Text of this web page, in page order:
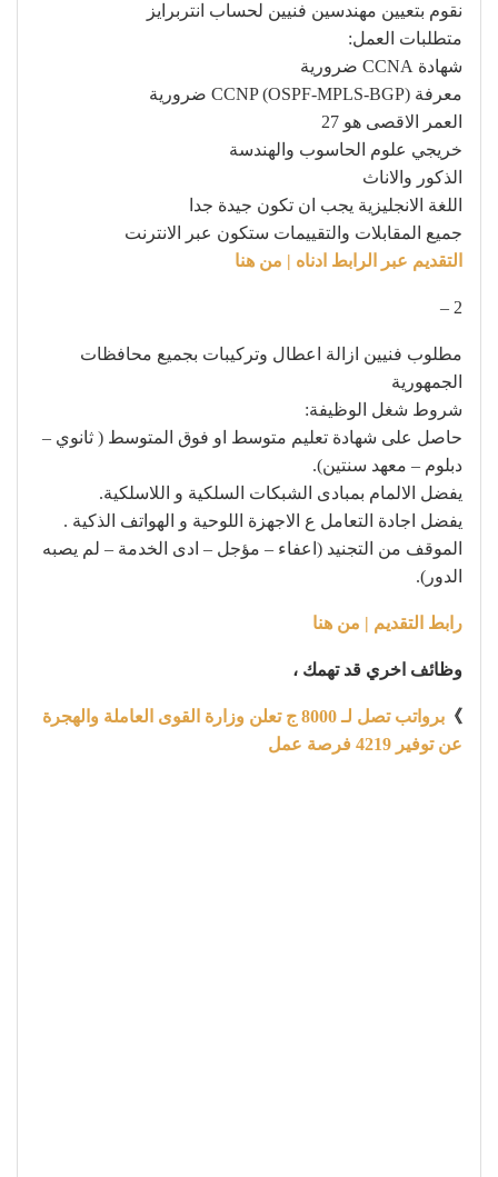
نقوم بتعيين مهندسين فنيين لحساب انتربرايز
متطلبات العمل:
شهادة CCNA ضرورية
معرفة CCNP (OSPF-MPLS-BGP) ضرورية
العمر الاقصى هو 27
خريجي علوم الحاسوب والهندسة
الذكور والاناث
اللغة الانجليزية يجب ان تكون جيدة جدا
جميع المقابلات والتقييمات ستكون عبر الانترنت
التقديم عبر الرابط ادناه | من هنا
2 –
مطلوب فنيين ازالة اعطال وتركيبات بجميع محافظات
الجمهورية
شروط شغل الوظيفة:
حاصل على شهادة تعليم متوسط او فوق المتوسط ( ثانوي –
دبلوم – معهد سنتين).
يفضل الالمام بمبادى الشبكات السلكية و اللاسلكية.
يفضل اجادة التعامل ع الاجهزة اللوحية و الهواتف الذكية .
الموقف من التجنيد (اعفاء – مؤجل – ادى الخدمة – لم يصبه
الدور).
رابط التقديم | من هنا
وظائف اخري قد تهمك ،
》
برواتب تصل لـ 8000 ج تعلن وزارة القوى العاملة والهجرة
عن توفير 4219 فرصة عمل